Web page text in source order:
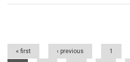
« first ‹ previous 1